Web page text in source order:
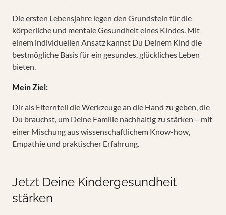
Die ersten Lebensjahre legen den Grundstein für die
körperliche und mentale Gesundheit eines Kindes. Mit
einem individuellen Ansatz kannst Du Deinem Kind die
bestmögliche Basis für ein gesundes, glückliches Leben
bieten.
Mein Ziel:
Dir als Elternteil die Werkzeuge an die Hand zu geben, die
Du brauchst, um Deine Familie nachhaltig zu stärken – mit
einer Mischung aus wissenschaftlichem Know-how,
Empathie und praktischer Erfahrung.
Jetzt Deine Kindergesundheit
stärken